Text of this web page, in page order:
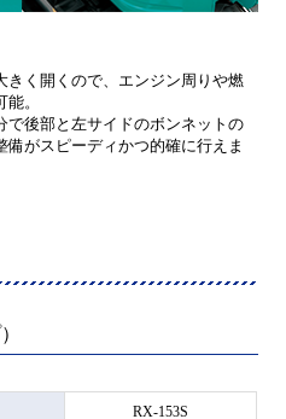
きく開くので、エンジン周りや燃
。
で後部と左サイドのボンネットの
がスピーディかつ的確に行えま
RX-153S